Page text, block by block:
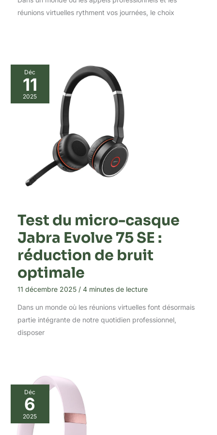
réunions virtuelles rythment vos journées, le choix
Déc
11
2025
Test du micro-casque
Jabra Evolve 75 SE :
réduction de bruit
optimale
11 décembre 2025 / 4 minutes de lecture
Dans un monde où les réunions virtuelles font désormais
partie intégrante de notre quotidien professionnel,
disposer
Déc
6
2025